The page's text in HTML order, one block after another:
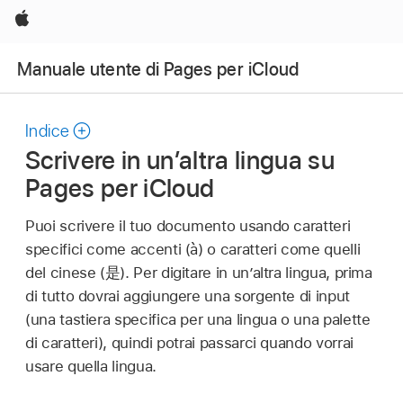
Apple
Manuale utente di Pages per iCloud
Indice
Scrivere in un’altra lingua su
Pages per iCloud
Puoi scrivere il tuo documento usando caratteri
specifici come accenti (à) o caratteri come quelli
del cinese (是). Per digitare in un’altra lingua, prima
di tutto dovrai aggiungere una sorgente di input
(una tastiera specifica per una lingua o una palette
di caratteri), quindi potrai passarci quando vorrai
usare quella lingua.